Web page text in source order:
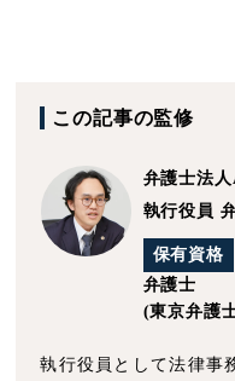
この記事の監修
弁護士法
執行役員
保有資格
弁護士
(東京弁護
執行役員として法律事